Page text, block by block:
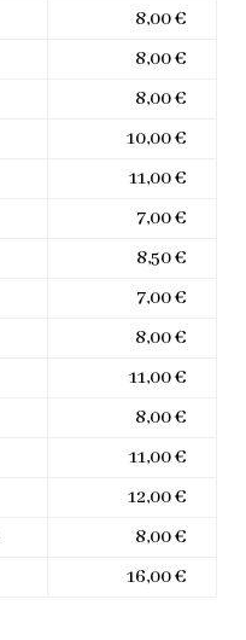
8,00 €
8,00 €
8,00 €
10,00 €
11,00 €
7,00 €
8,50 €
7,00 €
8,00 €
11,00 €
8,00 €
11,00 €
12,00 €
8,00 €
16,00 €